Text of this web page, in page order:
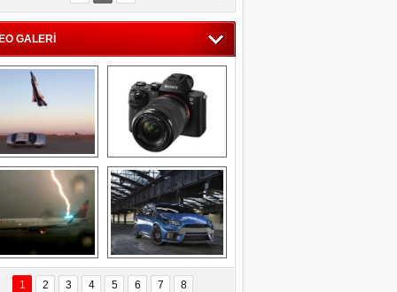
KÖYATASI
Vatan !
GALERİ
Savaş uçağı
pilotundan
muhteşem gösteri
Sony Alpha 7R II ön
inceleme
Delta uçağına
yıldırım çarptı
Ford Focus RS
(2015)
1 2 3 4 5 6 7 8